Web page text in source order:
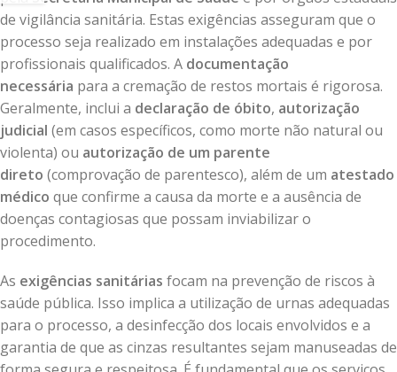
de vigilância sanitária. Estas exigências asseguram que o
processo seja realizado em instalações adequadas e por
profissionais qualificados. A documentação
necessária para a cremação de restos mortais é rigorosa.
Geralmente, inclui a declaração de óbito, autorização
judicial (em casos específicos, como morte não natural ou
violenta) ou autorização de um parente
direto (comprovação de parentesco), além de um atestado
médico que confirme a causa da morte e a ausência de
doenças contagiosas que possam inviabilizar o
procedimento.
As exigências sanitárias focam na prevenção de riscos à
saúde pública. Isso implica a utilização de urnas adequadas
para o processo, a desinfecção dos locais envolvidos e a
garantia de que as cinzas resultantes sejam manuseadas de